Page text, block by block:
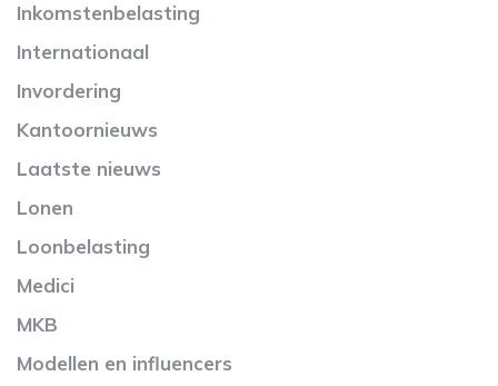
Inkomstenbelasting
Internationaal
Invordering
Kantoornieuws
Laatste nieuws
Lonen
Loonbelasting
Medici
MKB
Modellen en influencers